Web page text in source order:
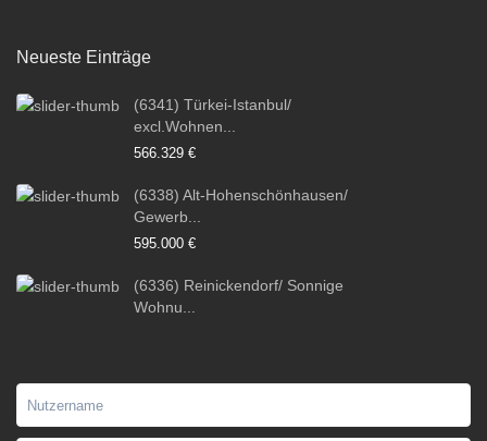
Neueste Einträge
(6341) Türkei-Istanbul/
excl.Wohnen...
566.329 €
(6338) Alt-Hohenschönhausen/
Gewerb...
595.000 €
(6336) Reinickendorf/ Sonnige
Wohnu...